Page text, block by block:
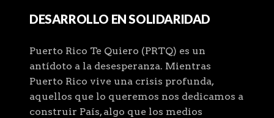
DESARROLLO EN SOLIDARIDAD
Puerto Rico Te Quiero (PRTQ) es un
antídoto a la desesperanza. Mientras
Puerto Rico vive una crisis profunda,
aquellos que lo queremos nos dedicamos a
construir País, algo que los medios